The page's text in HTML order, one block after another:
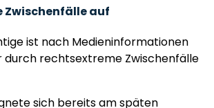
Zwischenfälle auf
ist nach Medieninformationen
durch rechtsextreme Zwischenfälle
sich bereits am späten